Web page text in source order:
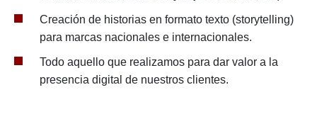
Creación de historias en formato texto (storytelling)
para marcas nacionales e internacionales.
Todo aquello que realizamos para dar valor a la
presencia digital de nuestros clientes.